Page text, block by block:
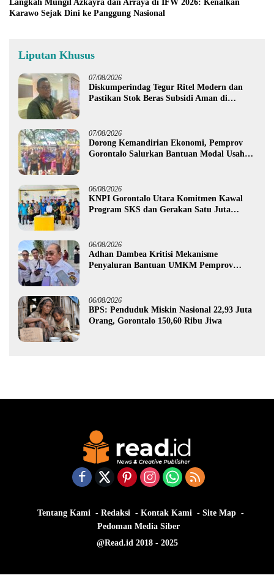
Langkah Mungil Azkayra dan Arraya di IFW 2026: Kenalkan
Karawo Sejak Dini ke Panggung Nasional
Liputan Khusus
07/08/2026
Diskumperindag Tegur Ritel Modern dan
Pastikan Stok Beras Subsidi Aman di
07/08/2026
Dorong Kemandirian Ekonomi, Pemprov
Gorontalo Salurkan Bantuan Modal Usaha
06/08/2026
KNPI Gorontalo Utara Komitmen Kawal
Program SKS dan Gerakan Satu Juta
06/08/2026
Adhan Dambea Kritisi Mekanisme
Penyaluran Bantuan UMKM Pemprov
06/08/2026
BPS: Penduduk Miskin Nasional 22,93 Juta
Orang, Gorontalo 150,60 Ribu Jiwa
Tentang Kami Redaksi Kontak Kami
Site Map
Pedoman Media Siber
@Read.id 2018 - 2025